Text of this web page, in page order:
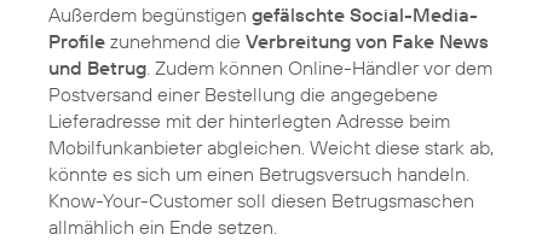
Außerdem begünstigen gefälschte Social-Media-
Profile zunehmend die Verbreitung von Fake News
und Betrug . Zudem können Online-Händler vor dem
Postversand einer Bestellung die angegebene
Lieferadresse mit der hinterlegten Adresse beim
Mobilfunkanbieter abgleichen. Weicht diese stark ab,
könnte es sich um einen Betrugsversuch handeln.
Know-Your-Customer soll diesen Betrugsmaschen
allmählich ein Ende setzen.